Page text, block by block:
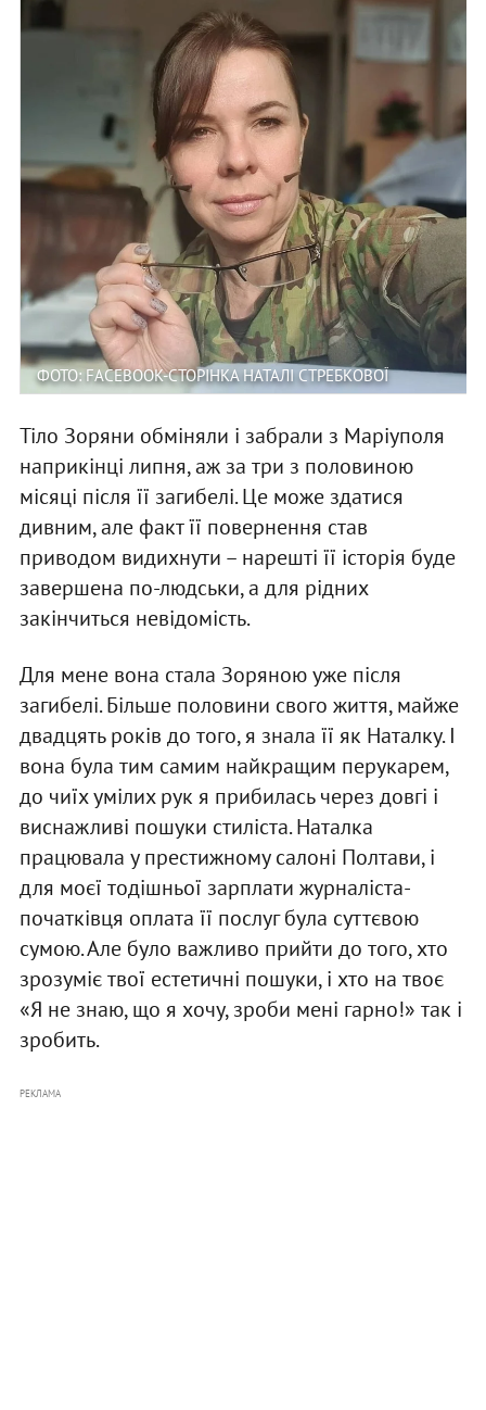
ФОТО: FACEBOOK-СТОРІНКА НАТАЛІ СТРЕБКОВОЇ
Тіло Зоряни обміняли і забрали з Маріуполя
наприкінці липня, аж за три з половиною
місяці після її загибелі. Це може здатися
дивним, але факт її повернення став
приводом видихнути – нарешті її історія буде
завершена по-людськи, а для рідних
закінчиться невідомість.
Для мене вона стала Зоряною уже після
загибелі. Більше половини свого життя, майже
двадцять років до того, я знала її як Наталку. І
вона була тим самим найкращим перукарем,
до чиїх умілих рук я прибилась через довгі і
виснажливі пошуки стиліста. Наталка
працювала у престижному салоні Полтави, і
для моєї тодішньої зарплати журналіста-
початківця оплата її послуг була суттєвою
сумою. Але було важливо прийти до того, хто
зрозуміє твої естетичні пошуки, і хто на твоє
«Я не знаю, що я хочу, зроби мені гарно!» так і
зробить.
РЕКЛАМА